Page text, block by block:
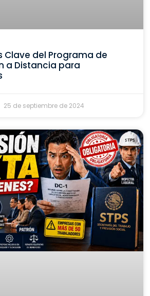
Clave del Programa de
a Distancia para
25 de septiembre de 2024